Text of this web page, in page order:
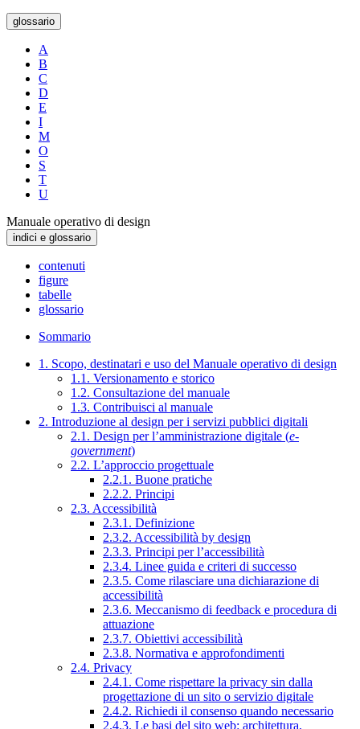
glossario
A
B
C
D
E
I
M
O
S
T
U
Manuale operativo di design
indici e glossario
contenuti
figure
tabelle
glossario
Sommario
1. Scopo, destinatari e uso del Manuale operativo di design
1.1. Versionamento e storico
1.2. Consultazione del manuale
1.3. Contribuisci al manuale
2. Introduzione al design per i servizi pubblici digitali
2.1. Design per l’amministrazione digitale (e-
government)
2.2. L’approccio progettuale
2.2.1. Buone pratiche
2.2.2. Principi
2.3. Accessibilità
2.3.1. Definizione
2.3.2. Accessibilità by design
2.3.3. Principi per l’accessibilità
2.3.4. Linee guida e criteri di successo
2.3.5. Come rilasciare una dichiarazione di
accessibilità
2.3.6. Meccanismo di feedback e procedura di
attuazione
2.3.7. Obiettivi accessibilità
2.3.8. Normativa e approfondimenti
2.4. Privacy
2.4.1. Come rispettare la privacy sin dalla
progettazione di un sito o servizio digitale
2.4.2. Richiedi il consenso quando necessario
2.4.3. Le basi del sito web: architettura,